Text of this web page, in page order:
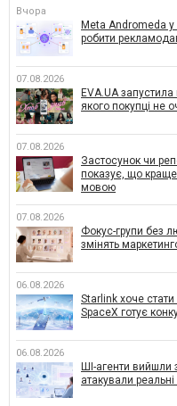
Вчора
Meta Andromeda у
робити
07.08.2026
EVA.UA
якого покупці не
07.08.2026
Застосунок чи
показує, що
мовою
07.08.2026
Фокус-групи без
змінять
06.08.2026
Starlink хоче
SpaceX готує
06.08.2026
ШІ-агенти вийшли
атакували реальні